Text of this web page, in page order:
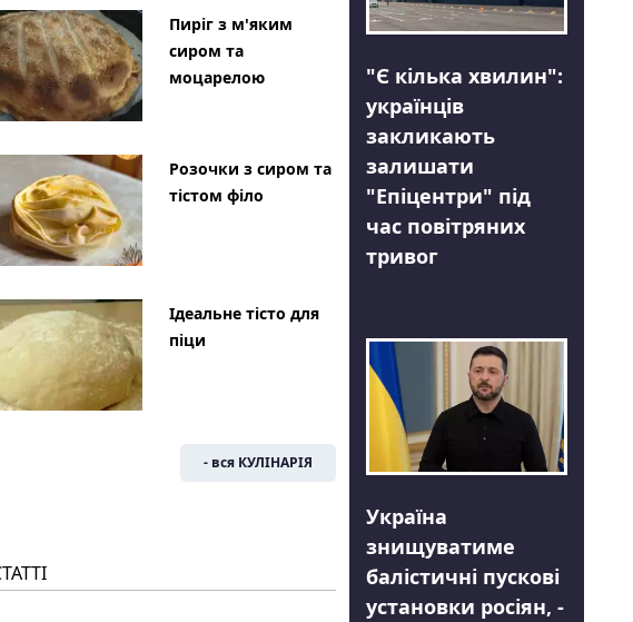
Пиріг з м'яким
сиром та
моцарелою
Розочки з сиром та
тістом філо
Ідеальне тісто для
піци
- вся КУЛІНАРІЯ
"Є кілька хвилин":
українців
закликають
залишати
"Епіцентри" під
час повітряних
тривог
Україна
знищуватиме
балістичні пускові
установки росіян, -